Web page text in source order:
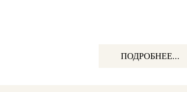
ПОДРОБНЕЕ...